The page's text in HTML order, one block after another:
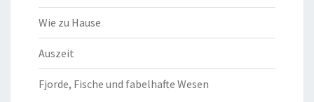
Wie zu Hause
Auszeit
Fjorde, Fische und fabelhafte Wesen